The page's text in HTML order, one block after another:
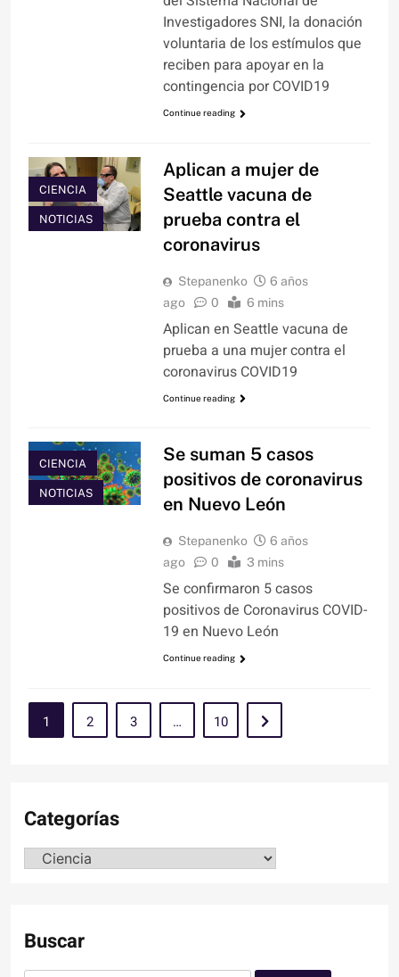
Investigadores SNI, la donación
voluntaria de los estímulos que
reciben para apoyar en la
contingencia por COVID19
Continue reading
CIENCIA
NOTICIAS
Aplican a mujer de
Seattle vacuna de
prueba contra el
coronavirus
Stepanenko
6 años
ago
0 6 mins
Aplican en Seattle vacuna de
prueba a una mujer contra el
coronavirus COVID19
Continue reading
CIENCIA
NOTICIAS
Se suman 5 casos
positivos de coronavirus
en Nuevo León
Stepanenko
6 años
ago
0 3 mins
Se confirmaron 5 casos
positivos de Coronavirus COVID-
19 en Nuevo León
Continue reading
1 2 3 … 10
Categorías
Categorías
Buscar